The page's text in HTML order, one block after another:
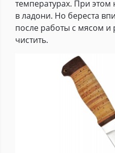
температурах. При этом
в ладони. Но береста
после работы с мясом
чистить.